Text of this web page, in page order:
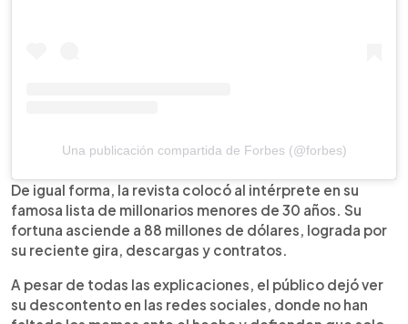
Una publicación compartida de Forbes (@forbes)
De igual forma, la revista colocó al intérprete en su
famosa lista de millonarios menores de 30 años. Su
fortuna asciende a 88 millones de dólares, lograda por
su reciente gira, descargas y contratos.
A pesar de todas las explicaciones, el público dejó ver
su descontento en las redes sociales, donde no han